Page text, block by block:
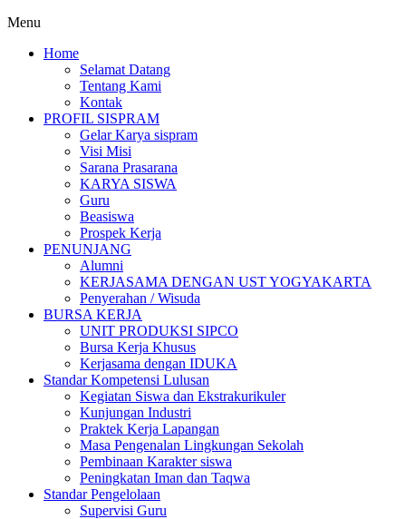
Menu
Home
Selamat Datang
Tentang Kami
Kontak
PROFIL SISPRAM
Gelar Karya sispram
Visi Misi
Sarana Prasarana
KARYA SISWA
Guru
Beasiswa
Prospek Kerja
PENUNJANG
Alumni
KERJASAMA DENGAN UST YOGYAKARTA
Penyerahan / Wisuda
BURSA KERJA
UNIT PRODUKSI SIPCO
Bursa Kerja Khusus
Kerjasama dengan IDUKA
Standar Kompetensi Lulusan
Kegiatan Siswa dan Ekstrakurikuler
Kunjungan Industri
Praktek Kerja Lapangan
Masa Pengenalan Lingkungan Sekolah
Pembinaan Karakter siswa
Peningkatan Iman dan Taqwa
Standar Pengelolaan
Supervisi Guru